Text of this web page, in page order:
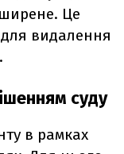
Це
видалення
суду
в рамках